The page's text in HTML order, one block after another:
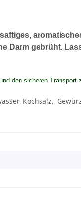
Darm gebrüht.
den sicheren Transport
Kochsalz,